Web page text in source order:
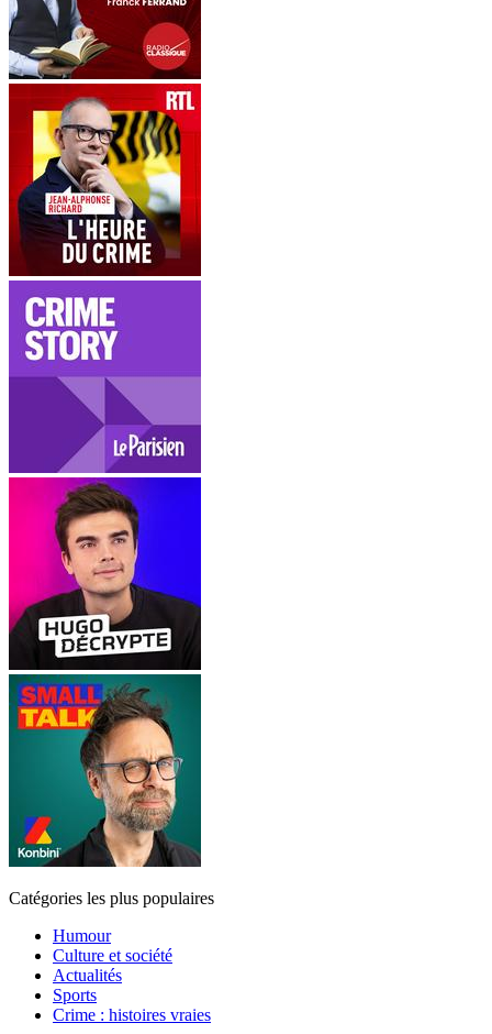
Catégories les plus populaires
Humour
Culture et société
Actualités
Sports
Crime : histoires vraies